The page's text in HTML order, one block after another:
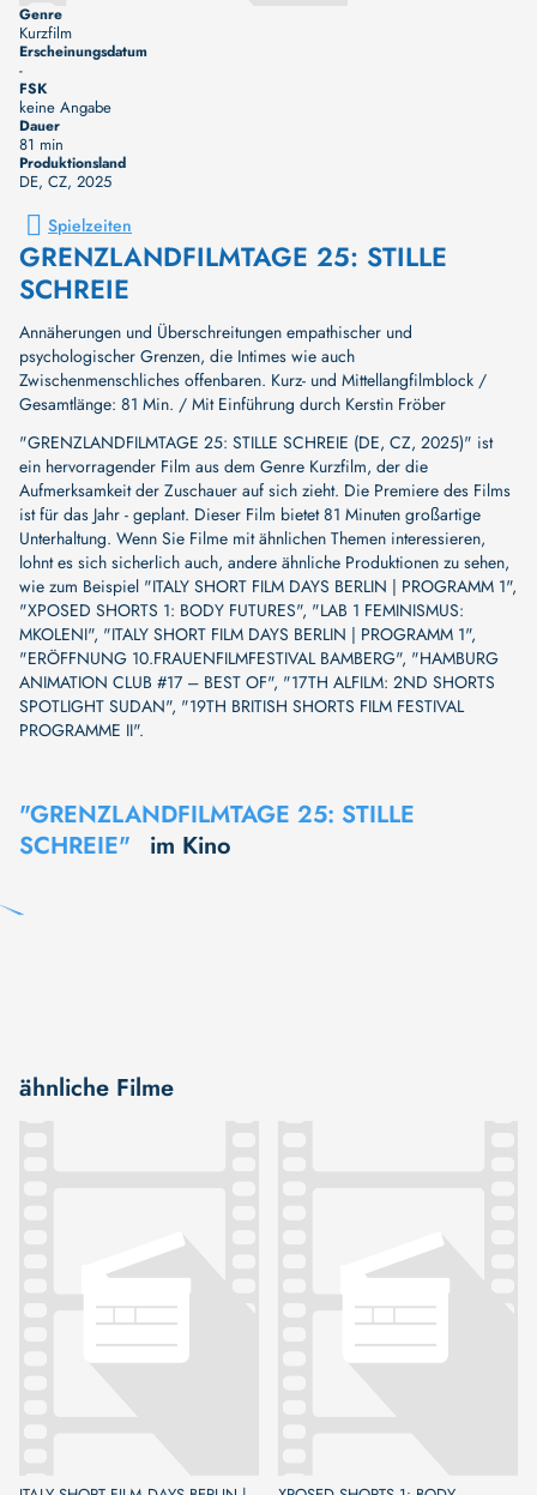
Genre
Kurzfilm
Erscheinungsdatum
-
FSK
keine Angabe
Dauer
81 min
Produktionsland
DE, CZ, 2025
Spielzeiten
GRENZLANDFILMTAGE 25: STILLE
SCHREIE
Annäherungen und Überschreitungen empathischer und
psychologischer Grenzen, die Intimes wie auch
Zwischenmenschliches offenbaren. Kurz- und Mittellangfilmblock /
Gesamtlänge: 81 Min. / Mit Einführung durch Kerstin Fröber
"GRENZLANDFILMTAGE 25: STILLE SCHREIE (DE, CZ, 2025)" ist
ein hervorragender Film aus dem Genre Kurzfilm, der die
Aufmerksamkeit der Zuschauer auf sich zieht. Die Premiere des Films
ist für das Jahr - geplant. Dieser Film bietet 81 Minuten großartige
Unterhaltung. Wenn Sie Filme mit ähnlichen Themen interessieren,
lohnt es sich sicherlich auch, andere ähnliche Produktionen zu sehen,
wie zum Beispiel "ITALY SHORT FILM DAYS BERLIN | PROGRAMM 1",
"XPOSED SHORTS 1: BODY FUTURES", "LAB 1 FEMINISMUS:
MKOLENI", "ITALY SHORT FILM DAYS BERLIN | PROGRAMM 1",
"ERÖFFNUNG 10.FRAUENFILMFESTIVAL BAMBERG", "HAMBURG
ANIMATION CLUB #17 – BEST OF", "17TH ALFILM: 2ND SHORTS
SPOTLIGHT SUDAN", "19TH BRITISH SHORTS FILM FESTIVAL
PROGRAMME II".
"GRENZLANDFILMTAGE 25: STILLE
SCHREIE"
im Kino
ähnliche Filme